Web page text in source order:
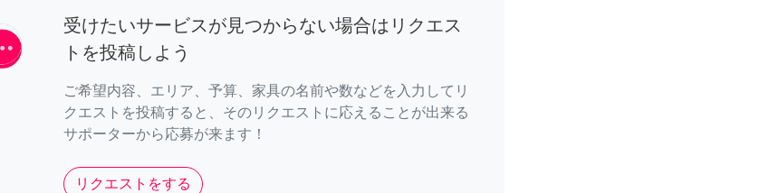
受けたいサービスが見つからない場合はリクエス
トを投稿しよう
ご希望内容、エリア、予算、家具の名前や数などを入力してリ
クエストを投稿すると、そのリクエストに応えることが出来る
サポーターから応募が来ます！
リクエストをする